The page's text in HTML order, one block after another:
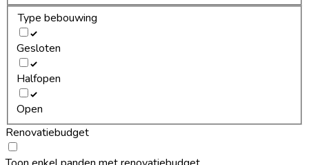
Type bebouwing
Gesloten
Halfopen
Open
Renovatiebudget